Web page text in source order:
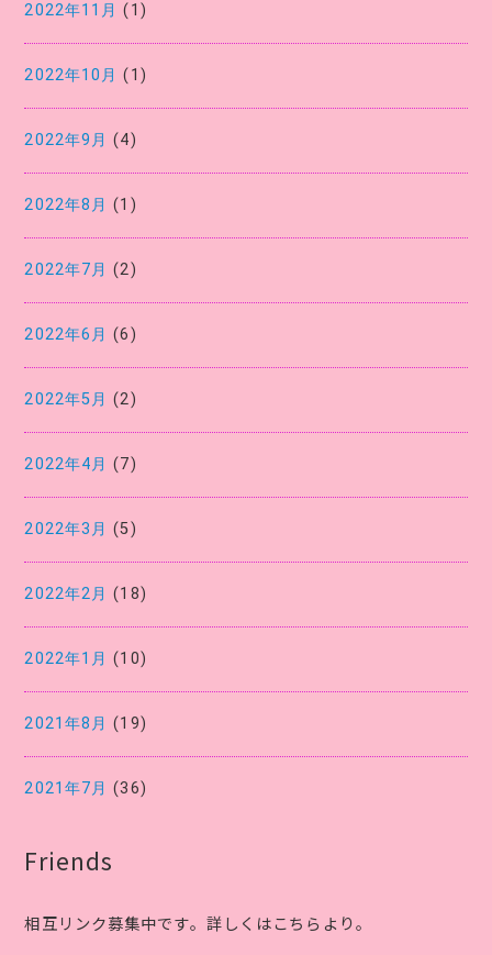
2022年11月 (1)
2022年10月 (1)
2022年9月 (4)
2022年8月 (1)
2022年7月 (2)
2022年6月 (6)
2022年5月 (2)
2022年4月 (7)
2022年3月 (5)
2022年2月 (18)
2022年1月 (10)
2021年8月 (19)
2021年7月 (36)
Friends
相互リンク募集中です。詳しくはこちらより。